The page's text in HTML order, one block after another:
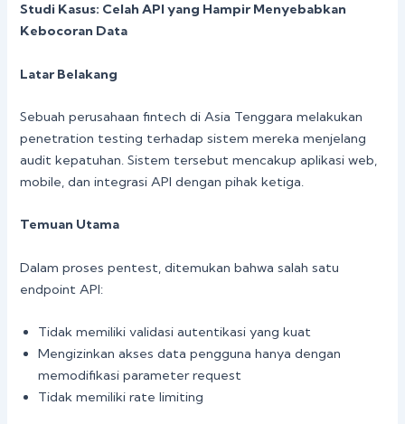
Studi Kasus: Celah API yang Hampir Menyebabkan
Kebocoran Data
Latar Belakang
Sebuah perusahaan fintech di Asia Tenggara melakukan
penetration testing terhadap sistem mereka menjelang
audit kepatuhan. Sistem tersebut mencakup aplikasi web,
mobile, dan integrasi API dengan pihak ketiga.
Temuan Utama
Dalam proses pentest, ditemukan bahwa salah satu
endpoint API:
Tidak memiliki validasi autentikasi yang kuat
Mengizinkan akses data pengguna hanya dengan
memodifikasi parameter request
Tidak memiliki rate limiting